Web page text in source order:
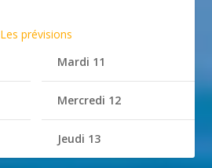
Les prévisions
Mardi 11
Mercredi 12
Jeudi 13